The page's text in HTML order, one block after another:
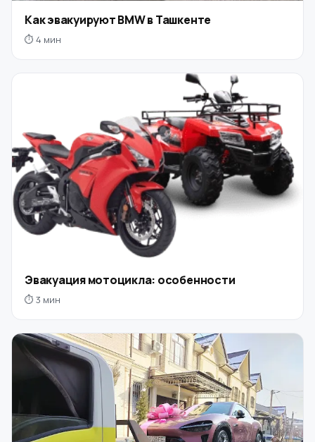
Как эвакуируют BMW в Ташкенте
⏱ 4 мин
Эвакуация мотоцикла: особенности
⏱ 3 мин